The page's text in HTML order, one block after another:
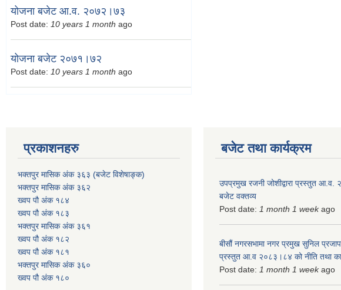
योजना बजेट आ.व. २०७२।७३
Post date: 10 years 1 month ago
योजना बजेट २०७१।७२
Post date: 10 years 1 month ago
प्रकाशनहरु
भक्तपुर मासिक अंक ३६३ (बजेट विशेषाङ्क)
भक्तपुर मासिक अंक ३६२
ख्वप पौ अंक १८४
ख्वप पौ अंक १८३
भक्तपुर मासिक अंक ३६१
ख्वप पौ अंक १८२
ख्वप पौ अंक १८१
भक्तपुर मासिक अंक ३६०
ख्वप पौ अंक १८०
बजेट तथा कार्यक्रम
उपप्रमुख रजनी जोशीद्वारा प्रस्तुत आ.व.
बजेट वक्तव्य
Post date: 1 month 1 weekago
बीसौं नगरसभामा नगर प्रमुख सुनिल
प्रस्तुत आ.व‍ २०८३।८४ को नीति तथा
Post date: 1 month 1 weekago